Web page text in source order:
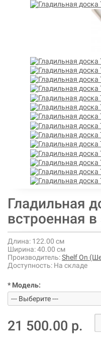
Гладильная
встроенная в
Длина: 122.00 см
Ширина:40.00 см
Производитель:Shelf On
Доступность: На складе
* Модель:
21 500.00 р.